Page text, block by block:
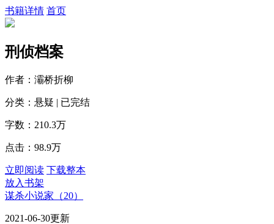
书籍详情 首页
刑侦档案
作者：灞桥折柳
分类：悬疑 | 已完结
字数：210.3万
点击：98.9万
立即阅读 下载整本
放入书架
谋杀小说家（20）
2021-06-30更新